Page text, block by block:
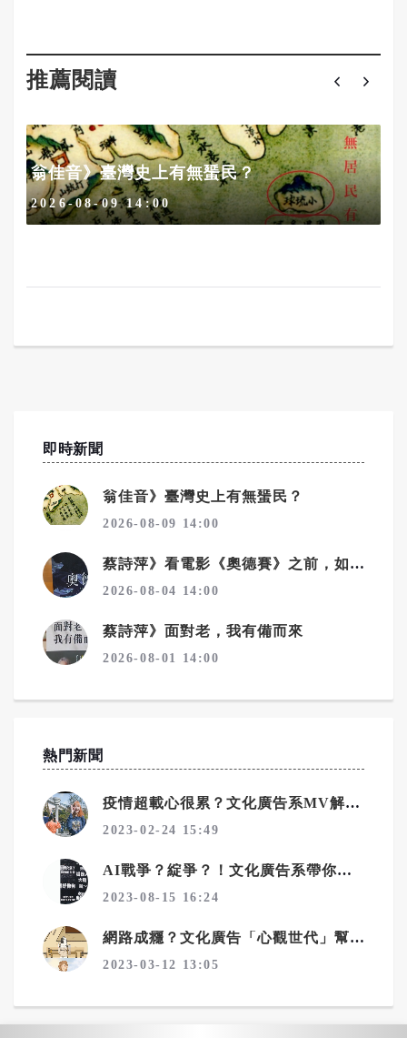
推薦閱讀
翁佳音》臺灣史上有無蜑民？
2026-08-09 14:00
即時新聞
翁佳音》臺灣史上有無蜑民？
2026-08-09 14:00
蔡詩萍》看電影《奧德賽》之前，如何讀懂史詩《奧德賽》！之2
2026-08-04 14:00
蔡詩萍》面對老，我有備而來
2026-08-01 14:00
熱門新聞
疫情超載心很累？文化廣告系MV解方爆紅
2023-02-24 15:49
AI戰爭？綻爭？！文化廣告系帶你解讀機器與人類的奧妙關係
2023-08-15 16:24
網路成癮？文化廣告「心觀世代」幫你找回自我
2023-03-12 13:05